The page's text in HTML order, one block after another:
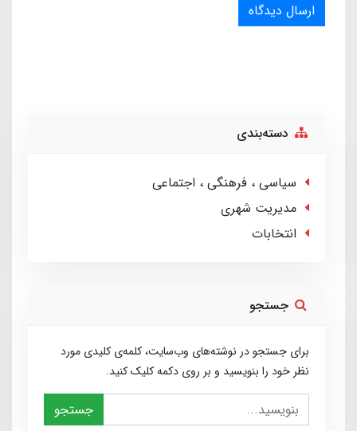
ارسال دیدگاه
دسته‌بندی
سیاسی ، فرهنگی ، اجتماعی
مدیریت شهری
انتخابات
جستجو
برای جستجو در نوشته‌های وب‌سایت، کلمه‌ی کلیدی مورد
نظر خود را بنویسید و بر روی دکمه کلیک کنید.
جستجو